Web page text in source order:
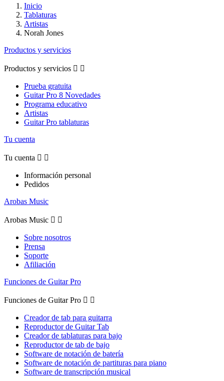
Inicio
Tablaturas
Artistas
Norah Jones
Productos y servicios
Productos y servicios  
Prueba gratuita
Guitar Pro 8 Novedades
Programa educativo
Artistas
Guitar Pro tablaturas
Tu cuenta
Tu cuenta  
Información personal
Pedidos
Arobas Music
Arobas Music  
Sobre nosotros
Prensa
Soporte
Afiliación
Funciones de Guitar Pro
Funciones de Guitar Pro  
Creador de tab para guitarra
Reproductor de Guitar Tab
Creador de tablaturas para bajo
Reproductor de tab de bajo
Software de notación de batería
Software de notación de partituras para piano
Software de transcripción musical